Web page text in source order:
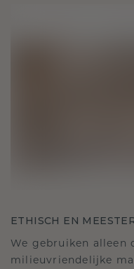
ETHISCH EN
We gebruiken alleen
milieuvriendelijke